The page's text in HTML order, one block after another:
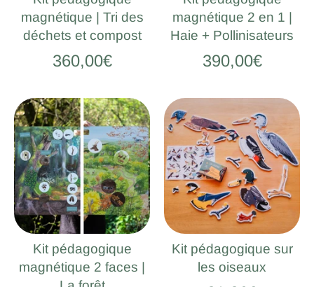
magnétique | Tri des
déchets et compost
360,00€
magnétique 2 en 1 |
Haie + Pollinisateurs
390,00€
Kit pédagogique
magnétique 2 faces |
Kit pédagogique sur
les oiseaux